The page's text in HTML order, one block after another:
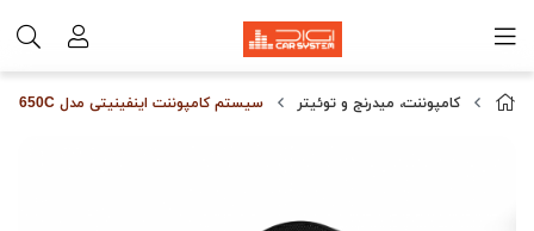
کامپوننت، میدرنج و توئیتر سیستم كامپوننت اینفینیتی مدل Infinity Alpha 650C